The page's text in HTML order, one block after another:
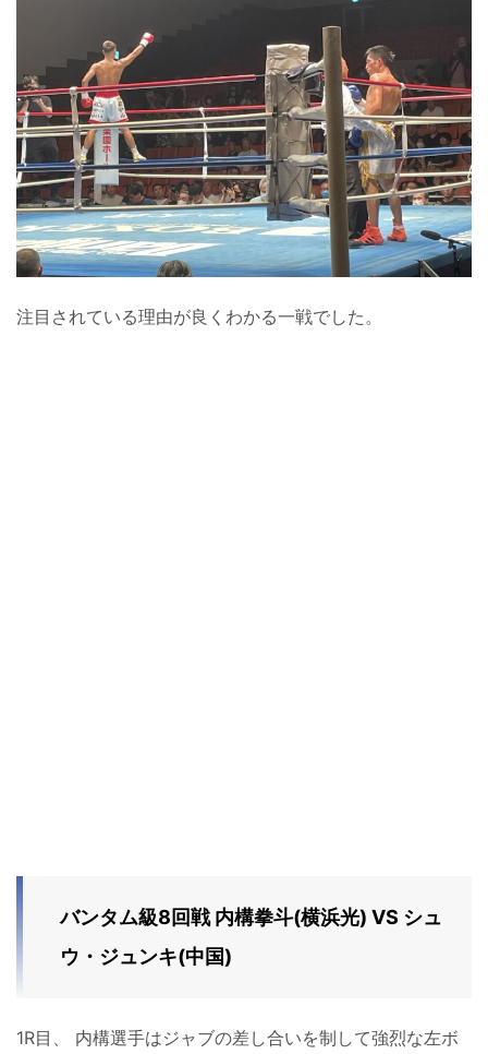
注目されている理由が良くわかる一戦でした。
バンタム級8回戦 内構拳斗(横浜光) VS シュ
ウ・ジュンキ(中国)
1R目、 内構選手はジャブの差し合いを制して強烈な左ボ